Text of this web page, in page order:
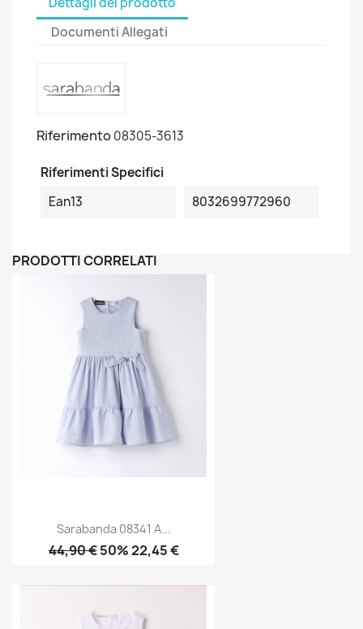
Documenti Allegati
Riferimento08305-3613
Riferimenti Specifici
Ean13
8032699772960
PRODOTTI CORRELATI
Sarabanda 08341 A...
44,90 €50% 22,45 €